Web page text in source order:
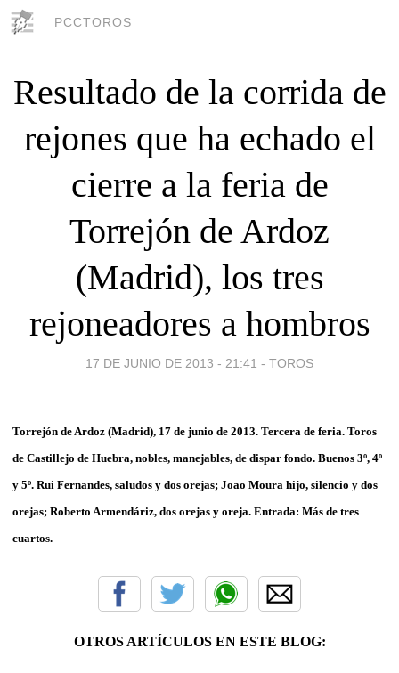
PCCTOROS
Resultado de la corrida de
rejones que ha echado el
cierre a la feria de
Torrejón de Ardoz
(Madrid), los tres
rejoneadores a hombros
17 DE JUNIO DE 2013 - 21:41 - TOROS
Torrejón de Ardoz (Madrid), 17 de junio de 2013. Tercera de feria. Toros
de Castillejo de Huebra, nobles, manejables, de dispar fondo. Buenos 3º, 4º
y 5º. Rui Fernandes, saludos y dos orejas; Joao Moura hijo, silencio y dos
orejas; Roberto Armendáriz, dos orejas y oreja. Entrada: Más de tres
cuartos.
OTROS ARTÍCULOS EN ESTE BLOG: